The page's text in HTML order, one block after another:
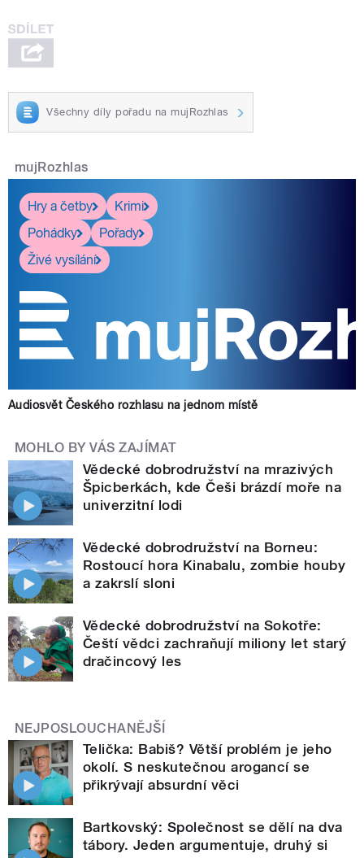
Všechny díly pořadu na mujRozhlas
mujRozhlas
Hry a četby
Krimi
Pohádky
Pořady
Živé vysílání
Audiosvět Českého rozhlasu na jednom místě
MOHLO BY VÁS ZAJÍMAT
Vědecké dobrodružství na mrazivých
Špicberkách, kde Češi brázdí moře na
univerzitní lodi
Vědecké dobrodružství na Borneu:
Rostoucí hora Kinabalu, zombie houby
a zakrslí sloni
Vědecké dobrodružství na Sokotře:
Čeští vědci zachraňují miliony let starý
dračincový les
NEJPOSLOUCHANĚJŠÍ
Telička: Babiš? Větší problém je jeho
okolí. S neskutečnou arogancí se
přikrývají absurdní věci
Bartkovský: Společnost se dělí na dva
tábory. Jeden argumentuje, druhý si